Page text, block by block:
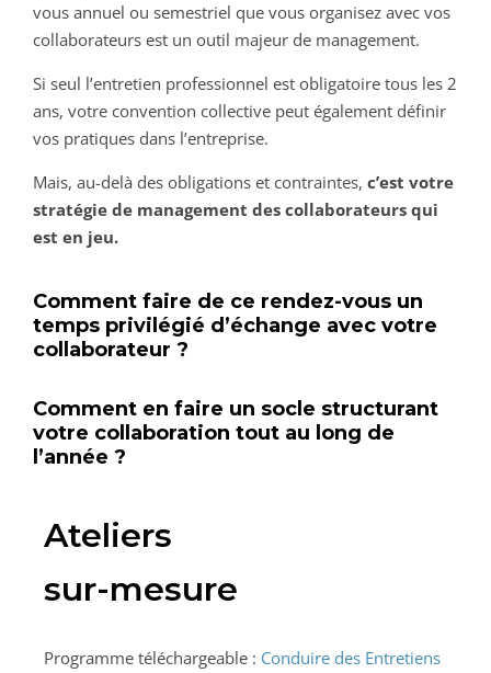
vous annuel ou semestriel que vous organisez avec vos
collaborateurs est un outil majeur de management.
Si seul l’entretien professionnel est obligatoire tous les 2
ans, votre convention collective peut également définir
vos pratiques dans l’entreprise.
Mais, au-delà des obligations et contraintes, c’est votre
stratégie de management des collaborateurs qui
est en jeu.
Comment faire de ce rendez-vous un
temps privilégié d’échange avec votre
collaborateur ?
Comment en faire un socle structurant
votre collaboration tout au long de
l’année ?
Ateliers
sur-mesure
Programme téléchargeable : Conduire des Entretiens